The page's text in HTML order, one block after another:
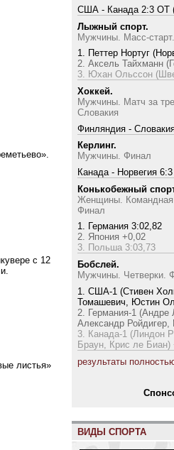
с 12
листья»
США - Канада 2:3 ОТ
Лыжный спорт.
Мужчины. Масс-
1. Петтер Нортуг
2. Аксель Тайхманн
3. Юхан Ольссон
Хоккей.
Мужчины. Матч за
Словакия
Финляндия -
Керлинг.
Мужчины. Финал
Канада - Норвегия 6:3
Конькобежный
Женщины. Командная
Финал
1. Германия 3:02,82
2. Япония +0,02
3. Польша 3:03,73
Бобслей.
Мужчины. Четверки.
1. США-1 (Стивен
Томашевич, Юстин
2. Германия-1 (Андре
Александр
3. Канада-1 (Линдон
Браун, Крис ле Биан)
результаты
ВИДЫ СПОРТА